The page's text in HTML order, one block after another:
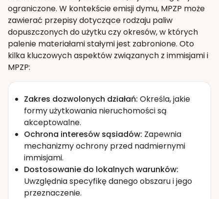
ograniczone. W kontekście emisji dymu, MPZP może
zawierać przepisy dotyczące rodzaju paliw
dopuszczonych do użytku czy okresów, w których
palenie materiałami stałymi jest zabronione. Oto
kilka kluczowych aspektów związanych z immisjami i
MPZP:
Zakres dozwolonych działań: Określa, jakie
formy użytkowania nieruchomości są
akceptowalne.
Ochrona interesów sąsiadów: Zapewnia
mechanizmy ochrony przed nadmiernymi
immisjami.
Dostosowanie do lokalnych warunków:
Uwzględnia specyfikę danego obszaru i jego
przeznaczenie.